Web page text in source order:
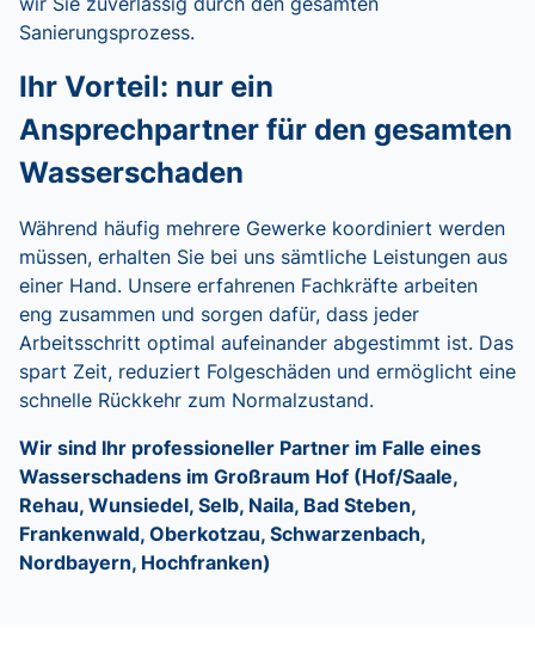
Sanierungsprozess.
Ihr Vorteil: nur ein
Ansprechpartner für den gesamten
Wasserschaden
Während häufig mehrere Gewerke koordiniert werden
müssen, erhalten Sie bei uns sämtliche Leistungen aus
einer Hand. Unsere erfahrenen Fachkräfte arbeiten
eng zusammen und sorgen dafür, dass jeder
Arbeitsschritt optimal aufeinander abgestimmt ist. Das
spart Zeit, reduziert Folgeschäden und ermöglicht eine
schnelle Rückkehr zum Normalzustand.
Wir sind Ihr professioneller Partner im Falle eines
Wasserschadens im Großraum Hof (Hof/Saale,
Rehau, Wunsiedel, Selb, Naila, Bad Steben,
Frankenwald, Oberkotzau, Schwarzenbach,
Nordbayern, Hochfranken)